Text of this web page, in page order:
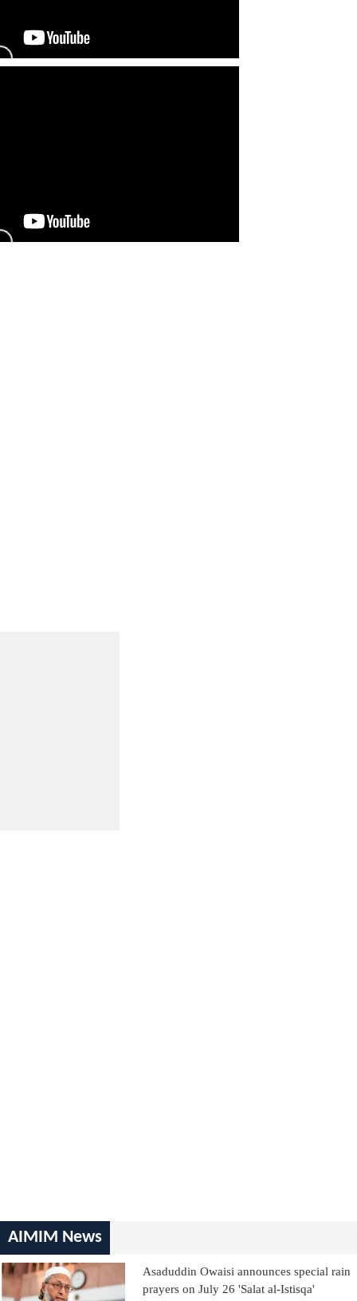
AIMIM News
Asaduddin Owaisi announces special rain
prayers on July 26 'Salat al-Istisqa'